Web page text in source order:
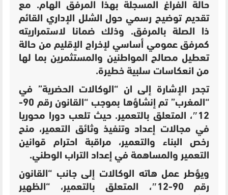
حالة الفراغ المسجلة بهذا المرفق الهام. مع
تقديم توضيح رسمي حول الشلل الإداري القائم
ذا الصلة بالمرفق. وذلك ضمانا لاستمراريته
كمرفق عمومي أساسي لإخراج الإقليم من حالة
تعطيل مصالح المواطنين والمستثمرين بما لها
من انعكاسات سلبية خطيرة.
تجدر الإشارة إلى ان “الوكالات الحضرية” في
“المغرب” تم إنشاؤها بموجب “القانون رقم 90-
12″، المتعلق بالتعمير. حيث تلعب دورا محوريا
في مجالات إعداد وتنفيذ وثائق التعمير، منح
رخص البناء والتعمير، مراقبة احترام قوانين
التعمير والمساهمة في إعداد التراب الوطني.
ويؤطر عمل هاته الوكالات إلى جانب “القانون
رقم 90-12″، المتعلق بالتعمير، “
الظهير